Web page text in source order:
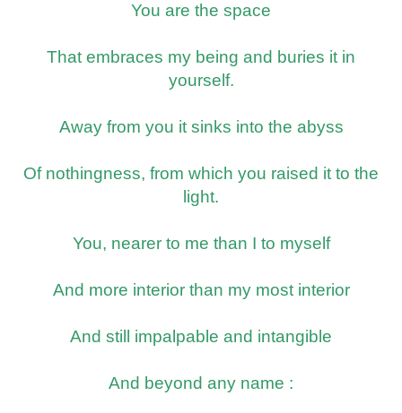
You are the space
That embraces my being and buries it in
yourself.
Away from you it sinks into the abyss
Of nothingness, from which you raised it to the
light.
You, nearer to me than I to myself
And more interior than my most interior
And still impalpable and intangible
And beyond any name :